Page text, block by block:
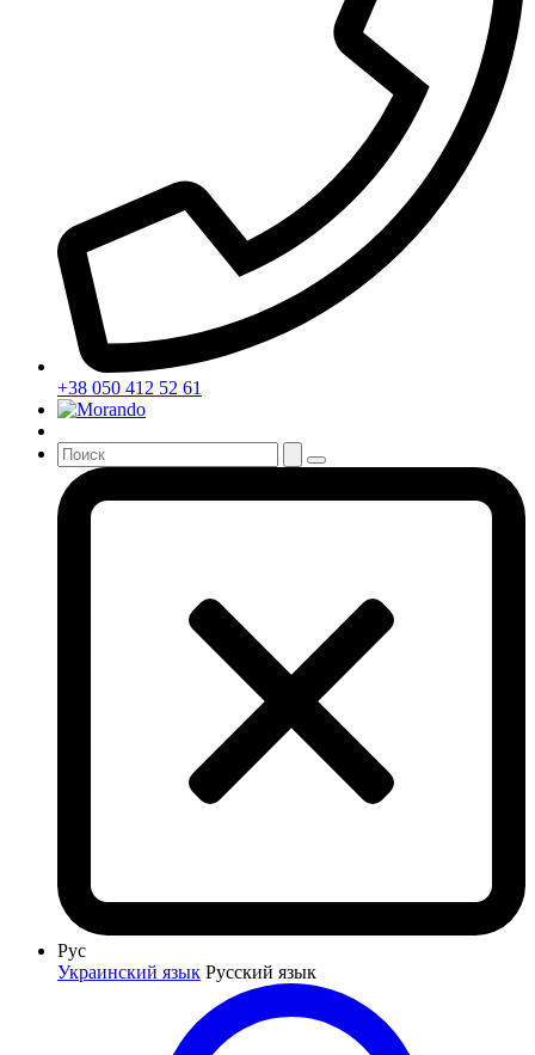
+38 050 412 52 61
Рус
Украинский язык Русский язык